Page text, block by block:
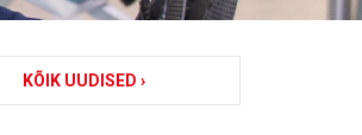
KÕIK UUDISED ›